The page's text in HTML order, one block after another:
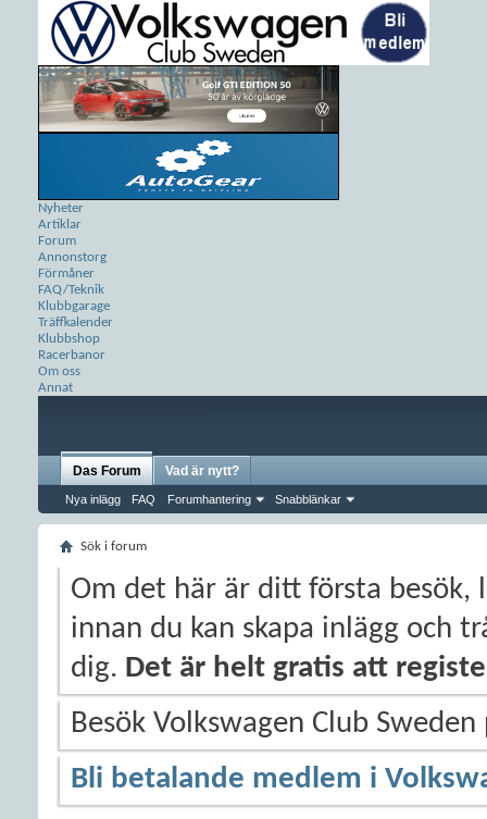
Nyheter
Artiklar
Forum
Annonstorg
Förmåner
FAQ/Teknik
Klubbgarage
Träffkalender
Klubbshop
Racerbanor
Om oss
Annat
Das Forum
Nya inlägg FAQ Forumhantering Snabblänkar
Vad är nytt?
Sök i forum
Om det här är ditt första besök,
innan du kan skapa inlägg och
dig. Det är helt gratis att
Besök Volkswagen Club
Bli betalande medlem i